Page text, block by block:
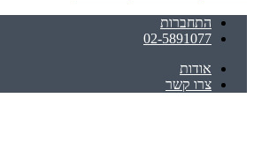
התחברות
02-5891077
אודות
צרו קשר